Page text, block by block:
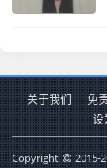
关于我们 免
设
Copyright 2015-